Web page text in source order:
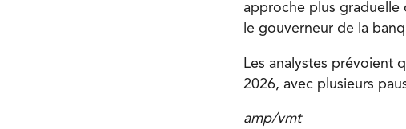
approche plus graduelle
le gouverneur de la
Les analystes prévoient
2026, avec plusieurs
amp/vmt